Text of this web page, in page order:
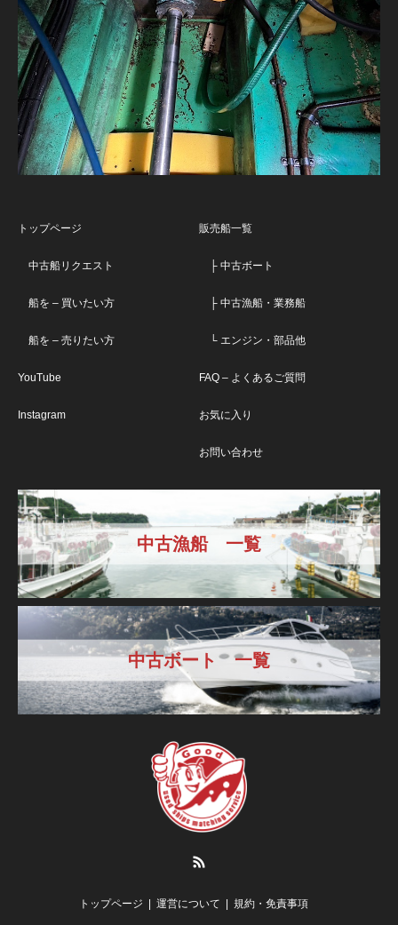
トップページ
中古船リクエスト
船を – 買いたい方
船を – 売りたい方
YouTube
Instagram
販売船一覧
├ 中古ボート
├ 中古漁船・業務船
└ エンジン・部品他
FAQ – よくあるご質問
お気に入り
お問い合わせ
中古漁船 一覧
中古ボート 一覧
トップページ 運営について 規約・免責事項